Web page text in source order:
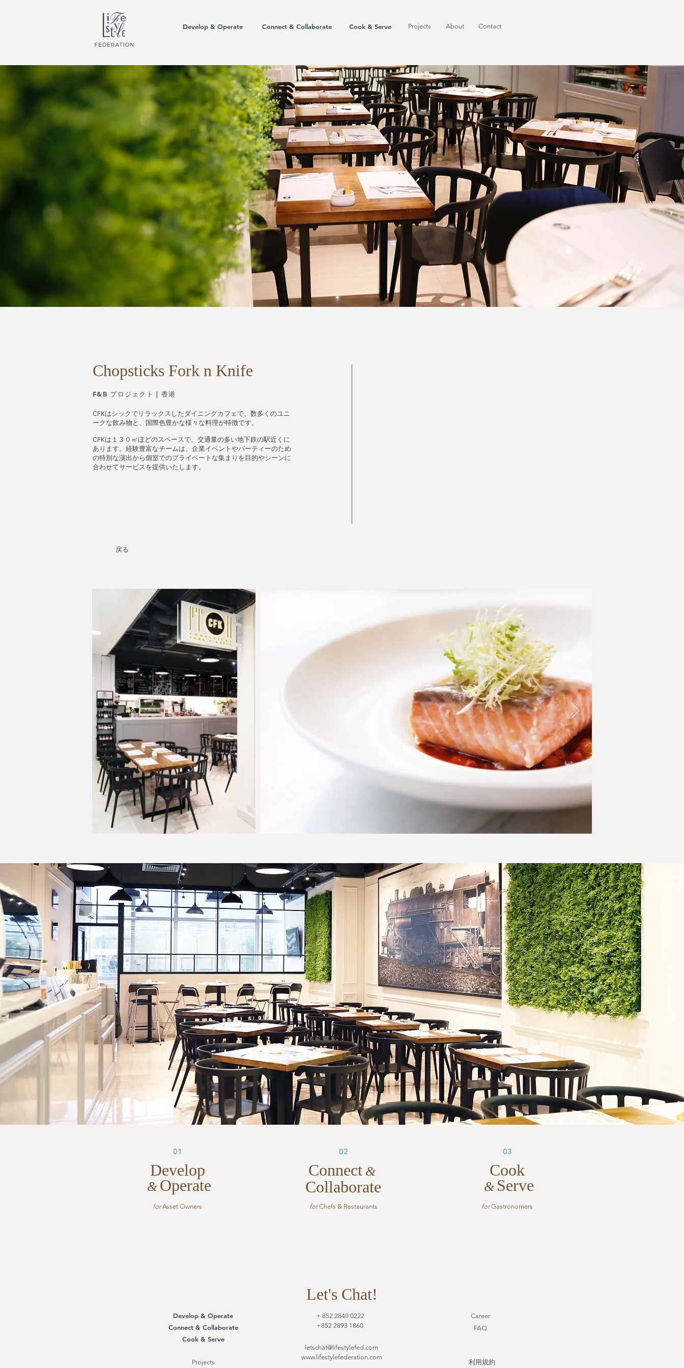
Develop & Operate Connect & Collaborate Cook & Serve Projects About Contact
Chopsticks Fork n Knife
F&B プロジェクト | 香港
CFKはシックでリラックスしたダイニングカフェで、数多くのユニ
ークな飲み物と、国際色豊かな様々な料理が特徴です。
CFKは１３０㎡ほどのスペースで、交通量の多い地下鉄の駅近くに
あります。経験豊富なチームは、企業イベントやパーティーのため
の特別な演出から個室でのプライベートな集まりを目的やシーンに
合わせてサービスを提供いたします。
戻る
01
Develop
& Operate
forAsset Owners
03
Cook
& Serve
forGastronomers
02
Connect &
Collaborate
forChefs & Restaurants
Let's Chat!
Develop & Operate
Connect & Collaborate
Cook & Serve
Projects
+ 852 2840 0222
+852 2893 1860
letschat@lifestylefed.com
www.lifestylefederation.com
Career
FAQ
利用規約